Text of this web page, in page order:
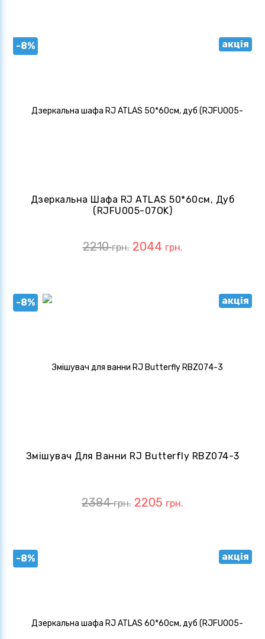
-8% акція
Дзеркальна Шафа RJ ATLAS 50*60см, Дуб
(RJFU005-07OK)
2210грн. 2044 грн.
-8% акція
Змішувач Для Ванни RJ Butterfly RBZ074-3
2384грн. 2205 грн.
-8% акція